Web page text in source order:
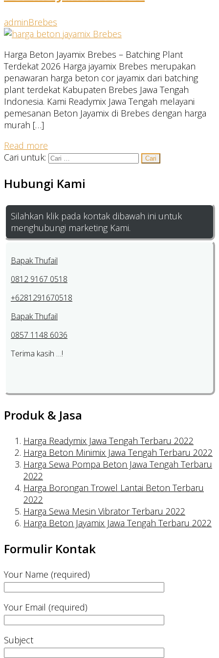
adminBrebes
Harga Beton Jayamix Brebes – Batching Plant
Terdekat 2026 Harga jayamix Brebes merupakan
penawaran harga beton cor jayamix dari batching
plant terdekat Kabupaten Brebes Jawa Tengah
Indonesia. Kami Readymix Jawa Tengah melayani
pemesanan Beton Jayamix di Brebes dengan harga
murah […]
Read more
Cari untuk:
Hubungi Kami
Silahkan klik pada kontak dibawah ini untuk
menghubungi marketing Kami.
Bapak Thufail
0812 9167 0518
+6281291670518
Bapak Thufail
0857 1148 6036
Terima kasih …!
Produk & Jasa
Harga Readymix Jawa Tengah Terbaru 2022
Harga Beton Minimix Jawa Tengah Terbaru 2022
Harga Sewa Pompa Beton Jawa Tengah Terbaru
2022
Harga Borongan Trowel Lantai Beton Terbaru
2022
Harga Sewa Mesin Vibrator Terbaru 2022
Harga Beton Jayamix Jawa Tengah Terbaru 2022
Formulir Kontak
Your Name (required)
Your Email (required)
Subject